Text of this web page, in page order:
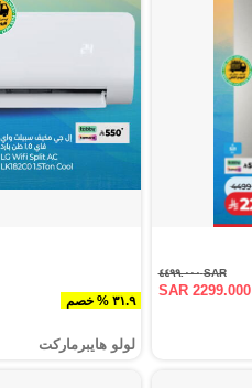
SAR ٤٤٩٩.٠٠٠
SAR 2299.000
٣١.٩ % خصم
لولو هايبرماركت